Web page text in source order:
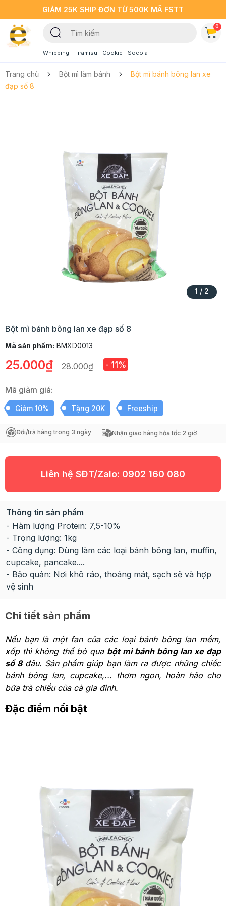
GIẢM 25K SHIP ĐƠN TỪ 500K MÃ FSTT
Whipping Tiramisu Cookie Socola
0
Trang chủ Bột mì làm bánh
Bột mì bánh bông lan xe
đạp số 8
1 / 2
Bột mì bánh bông lan xe đạp số 8
Mã sản phẩm: BMXD0013
25.000₫ 28.000₫ - 11%
Mã giảm giá:
Giảm 10% Tặng 20K Freeship
Đổi/trả hàng trong 3 ngày Nhận giao hàng hỏa tốc 2 giờ
Liên hệ SĐT/Zalo: 0902 160 080
Thông tin sản phẩm
- Hàm lượng Protein: 7,5-10%
- Trọng lượng: 1kg
- Công dụng: Dùng làm các loại bánh bông lan, muffin,
cupcake, pancake....
- Bảo quản: Nơi khô ráo, thoáng mát, sạch sẽ và hợp
vệ sinh
Chi tiết sản phẩm
Nếu bạn là một fan của các loại bánh bông lan mềm,
xốp thì không thể bỏ qua bột mì bánh bông lan xe đạp
số 8 đâu. Sản phẩm giúp bạn làm ra được những chiếc
bánh bông lan, cupcake,... thơm ngon, hoàn hảo cho
bữa trà chiều của cả gia đình.
Đặc điểm nổi bật